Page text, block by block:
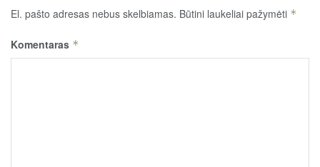
El. pašto adresas nebus skelbiamas. Būtini laukeliai pažymėti *
Komentaras *